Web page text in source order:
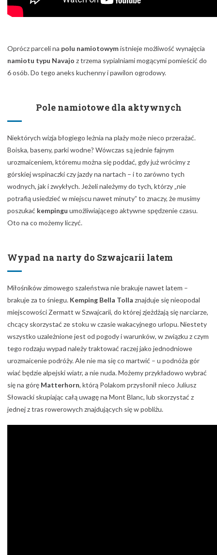
Oprócz parceli na polu namiotowymistnieje możliwość wynajęcia
namiotu typu Navajo z trzema sypialniami mogącymi pomieścić do
6 osób. Do tego aneks kuchenny i pawilon ogrodowy.
Pole namiotowe dla aktywnych
Niektórych wizja błogiego leżnia na plaży może nieco przerażać.
Boiska, baseny, parki wodne? Wówczas są jednie fajnym
urozmaiceniem, któremu można się poddać, gdy już wrócimy z
górskiej wspinaczki czy jazdy na nartach – i to zarówno tych
wodnych, jak i zwykłych. Jeżeli należymy do tych, którzy „nie
potrafią usiedzieć w miejscu nawet minuty” to znaczy, że musimy
poszukać kempingu umożliwiającego aktywne spędzenie czasu.
Oto na co możemy liczyć.
Wypad na narty do Szwajcarii latem
Miłośników zimowego szaleństwa nie brakuje nawet latem –
brakuje za to śniegu. Kemping Bella Tolla znajduje się nieopodal
miejscowości Zermatt w Szwajcarii, do której zjeżdżają się narciarze,
chcący skorzystać ze stoku w czasie wakacyjnego urlopu. Niestety
wszystko uzależnione jest od pogody i warunków, w związku z czym
tego rodzaju wypad należy traktować raczej jako jednodniowe
urozmaicenie podróży. Ale nie ma się co martwić – u podnóża gór
wiać będzie alpejski wiatr, a nie nuda. Możemy przykładowo wybrać
się na górę Matterhorn, którą Polakom przysłonił nieco Juliusz
Słowacki skupiając całą uwagę na Mont Blanc, lub skorzystać z
jednej z tras rowerowych znajdujących się w pobliżu.